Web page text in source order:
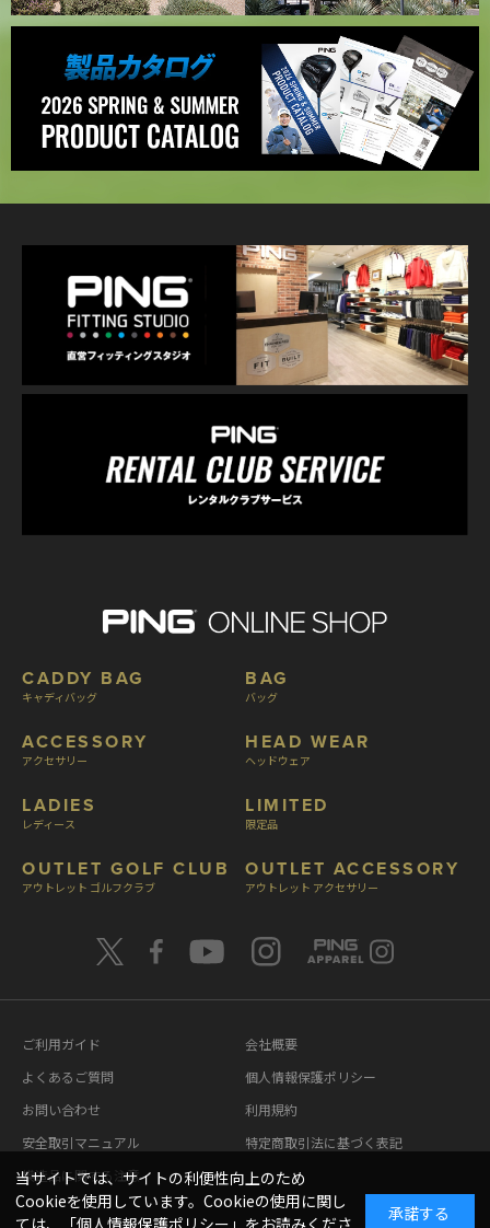
CADDY BAG
キャディバッグ
ACCESSORY
アクセサリー
LADIES
レディース
OUTLET GOLF CLUB
アウトレット ゴルフクラブ
BAG
バッグ
HEAD WEAR
ヘッドウェア
LIMITED
限定品
OUTLET ACCESSORY
アウトレット アクセサリー
ご利用ガイド
よくあるご質問
お問い合わせ
安全取引マニュアル
模造品に関する注意
会社概要
個人情報保護ポリシー
利用規約
特定商取引法に基づく表記
当サイトでは、サイトの利便性向上のため
Cookieを使用しています。Cookieの使用に関し
ては、「個人情報保護ポリシー 」をお読みくださ
承諾する